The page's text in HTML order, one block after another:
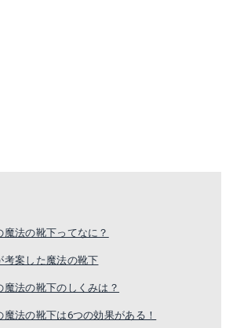
魔法の靴下ってなに？
考案した魔法の靴下
魔法の靴下のしくみは？
魔法の靴下は6つの効果がある！